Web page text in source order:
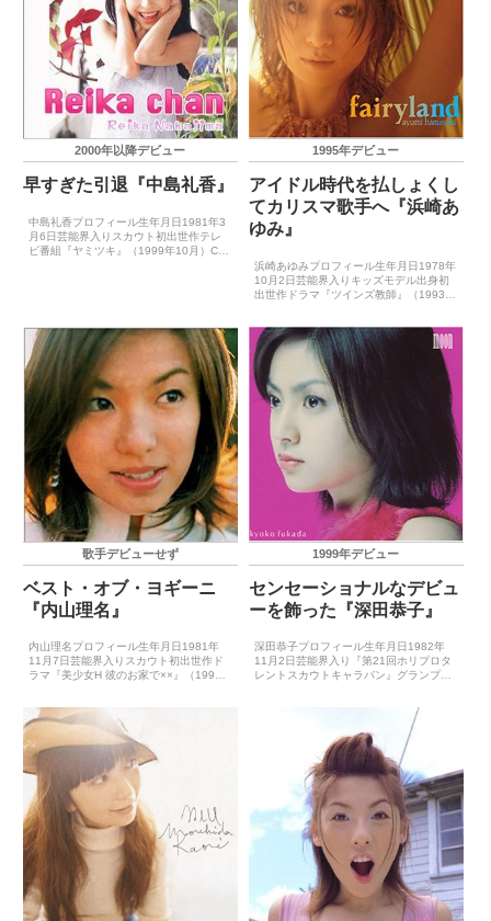
2000年以降デビュー
早すぎた引退『中島礼香』
中島礼香プロフィール生年月日1981年3
月6日芸能界入りスカウト初出世作テレ
ビ番組『ヤミツキ』（1999年10月）CD
1995年デビュー
アイドル時代を払しょくし
てカリスマ歌手へ『浜崎あ
ゆみ』
浜崎あゆみプロフィール生年月日1978年
10月2日芸能界入りキッズモデル出身初
出世作ドラマ『ツインズ教師』（1993年
年4月8日（poker fac...
歌手デビューせず
ベスト・オブ・ヨギーニ
『内山理名』
内山理名プロフィール生年月日1981年
11月7日芸能界入りスカウト初出世作ド
ラマ『美少女H 彼のお家で××』（1998
（大賞）－ゴールデン・アロー賞受賞歴
－主要映画賞受...
1999年デビュー
センセーショナルなデビュ
ーを飾った『深田恭子』
深田恭子プロフィール生年月日1982年
11月2日芸能界入り『第21回ホリプロタ
レントスカウトキャラバン』グランプリ
19日（最後の果実）ゴールデン・アロー